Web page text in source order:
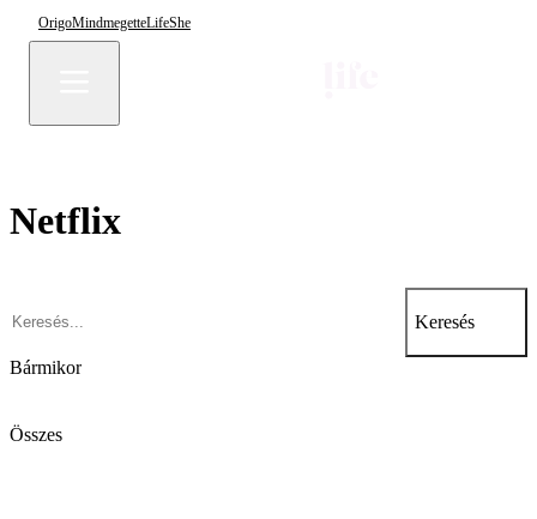
OrigoMindmegetteLifeShe
Netflix
Keresés
Bármikor
Összes